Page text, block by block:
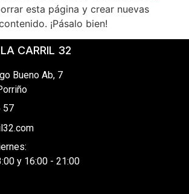
esta página y crear nuevas
¡Pásalo bien!
CARRIL 32
Bueno Ab, 7
57
y 16:00 - 21:00